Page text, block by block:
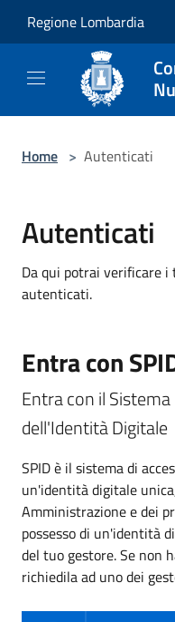
Regione Lombardia
Home > Autenticati
Autenticati
Da qui potrai verificare i
autenticati.
Entra con
Entra con il
dell'Identità Digitale
SPID è il sistema di
un'identità digitale
Amministrazione e dei
possesso di un'identità
del tuo gestore. Se non
richiedila ad uno dei